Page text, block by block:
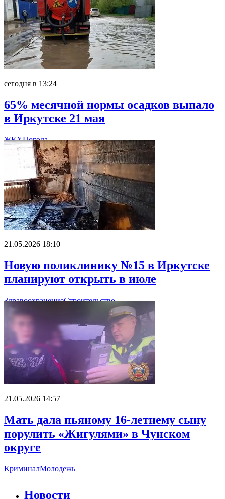
сегодня в 13:24
65% месячной нормы осадков выпало
в Иркутске 21 мая
ЖКХПогода
21.05.2026 18:10
Новую поликлинику №15 в Иркутске
планируют открыть в июле
ЗдравоохранениеСтроительство
21.05.2026 14:57
Мать дала пьяному 16-летнему сыну
порулить «Жигулями» в Чунском
округе
КриминалМолодежь
Новости